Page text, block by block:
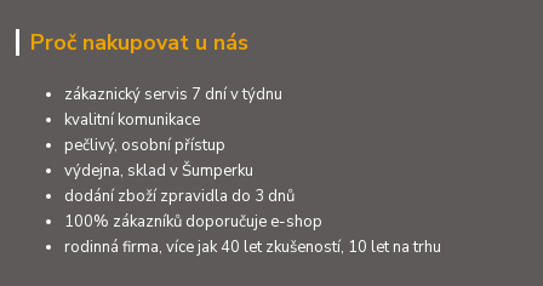
Proč nakupovat u nás
zákaznický servis 7 dní v týdnu
kvalitní komunikace
pečlivý, osobní přístup
výdejna, sklad v Šumperku
dodání zboží zpravidla do 3 dnů
100% zákazníků doporučuje e-shop
rodinná firma, více jak 40 let zkušeností, 10 let na trhu